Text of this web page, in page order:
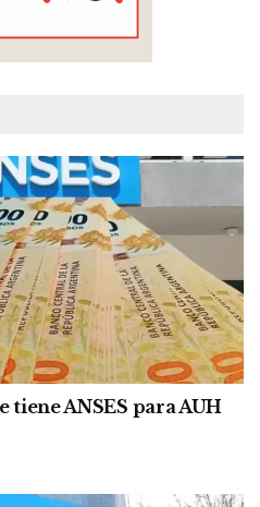
tiene ANSES para AUH